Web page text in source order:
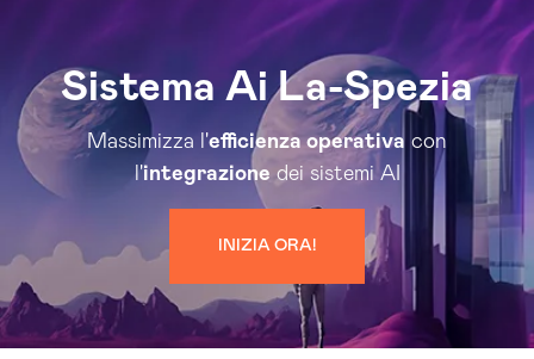
Sistema Ai La-Spezia
Massimizza l'efficienza operativa con
l'integrazione dei sistemi AI
INIZIA ORA!